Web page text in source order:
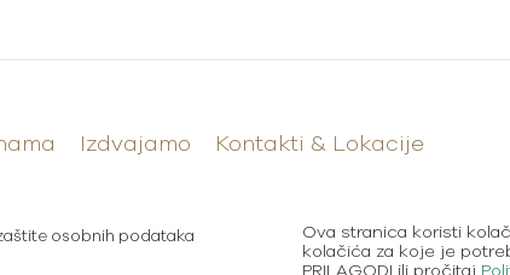
Izdvajamo Kontakti & Lokacije
osobnih podataka
Ova stranica koristi
kolačića za koje je
PRILAGODI ili pročitaj